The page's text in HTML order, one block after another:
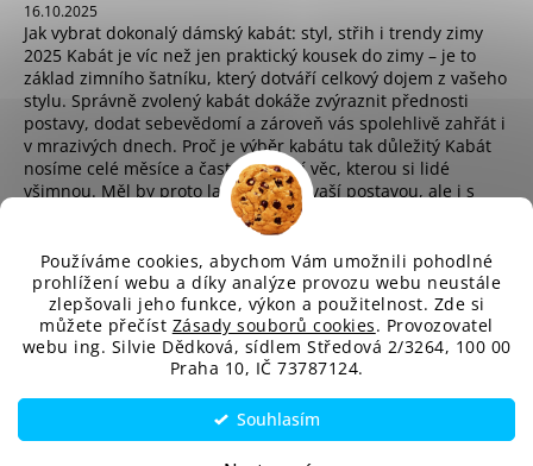
Používáme cookies, abychom Vám umožnili pohodlné
prohlížení webu a díky analýze provozu webu neustále
zlepšovali jeho funkce, výkon a použitelnost. Zde si
můžete přečíst Zásady souborů cookies. Provozovatel
webu ing. Silvie Dědková, sídlem Středová 2/3264, 100 00
Praha 10, IČ 73787124.
Souhlasím
16.10.2025
Jak vybrat dokonalý dámský kabát: styl, střih i trendy zimy
2025 Kabát je víc než jen praktický kousek do zimy – je to
základ zimního šatníku, který dotváří celkový dojem z vašeho
stylu. Správně zvolený kabát dokáže zvýraznit přednosti
postavy, dodat sebevědomí a zároveň vás spolehlivě zahřát i
v mrazivých dnech. Proč je výběr kabátu tak důležitý Kabát
nosíme celé měsíce a často je první věc, kterou si lidé
všimnou. Měl by proto ladit nejen s vaší postavou, ale i s
osobním stylem a životním t...
sd
SD-Fashion.cz. Všechna práva vyhrazena.
Upravit nastavení cookies